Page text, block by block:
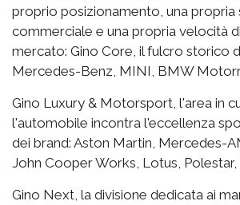
proprio posizionamento, una propria
commerciale e una propria velocità
mercato: Gino Core, il fulcro storico
Mercedes-Benz, MINI, BMW
Gino Luxury & Motorsport, l'area in
l'automobile incontra l'eccellenza
dei brand: Aston Martin, Mercedes-
John Cooper Works, Lotus, Polestar,
Gino Next, la divisione dedicata ai